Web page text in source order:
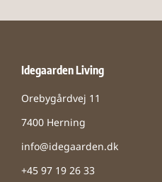
Idegaarden Living
Orebygårdvej 11
7400 Herning
info@idegaarden.dk
+45 97 19 26 33